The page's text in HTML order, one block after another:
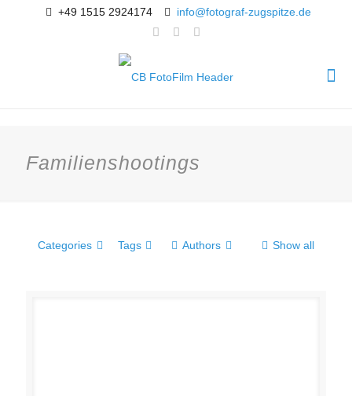
+49 1515 2924174 info@fotograf-zugspitze.de
Familienshootings
Categories Tags Authors Show all